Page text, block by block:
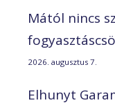
Mától nincs
2026. augusztus 7.
Elhunyt